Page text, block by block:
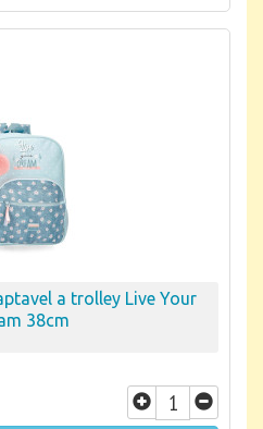
a trolley Live Your
38cm